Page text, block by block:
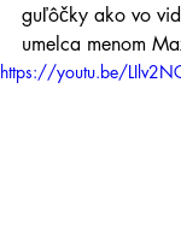
guľôčky ako vo
umelca menom
https://youtu.be/